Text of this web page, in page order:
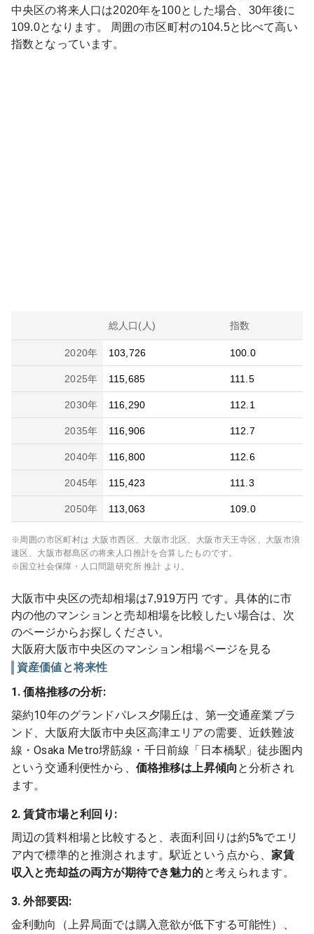
中央区の将来人口は2020年を100とした場合、30年後に
109.0となります。 周囲の市区町村の104.5と比べて高い
指数となっています。
総人口(人) 指数
2020年 103,726 100.0
2025年 115,685 111.5
2030年 116,290 112.1
2035年 116,906 112.7
2040年 116,800 112.6
2045年 115,423 111.3
2050年 113,063 109.0
※周囲の市区町村は 大阪市西区、大阪市北区、大阪市天王寺区、大阪市浪
速区、大阪市都島区の将来人口推計を合算したものです。
※国立社会保障・人口問題研究所 推計 より。
大阪市中央区の売却相場は7,919万円 です。具体的に市
内の他のマンションと売却相場を比較したい場合は、次
のページからお探しください。
大阪府大阪市中央区のマンション相場ページを見る
資産価値と将来性
1. 価格推移の分析:
築約10年のグランドパレス夕陽丘は、第一交通産業ブラ
ンド、大阪府大阪市中央区高津エリアの需要、近鉄難波
線・Osaka Metro堺筋線・千日前線「日本橋駅」徒歩圏内
という交通利便性から、 価格推移は上昇傾向 と分析され
ます。
2. 賃貸市場と利回り:
周辺の賃料相場と比較すると、表面利回りは約5%でエリ
ア内で標準的と推測されます。駅近という点から、家賃
収入と売却益の両方が期待でき魅力的と考えられます。
3. 外部要因:
金利動向（上昇局面では購入意欲が低下する可能性）、